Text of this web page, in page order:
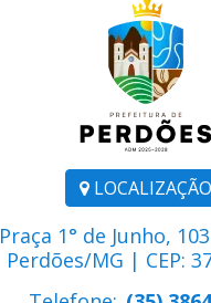
LOCALIZAÇÃO
Praça 1° de Junho,
Perdões/MG | CEP: